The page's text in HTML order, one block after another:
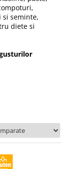
seminte,
diete si